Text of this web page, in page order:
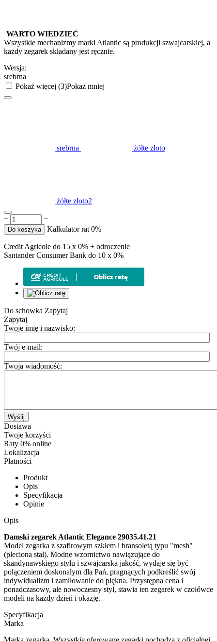
WARTO WIEDZIEĆ
Wszystkie mechanizmy marki Atlantic są produkcji szwajcarskiej, a
każdy zegarek składany jest ręcznie.
Wersja:
srebrna
Pokaż więcej (3)Pokaż mniej
srebrna żółte złoto
żółte złoto2
+ −
Do koszyka Kalkulator rat 0%
Credit Agricole do 15 x 0% + odroczenie
Santander Consumer Bank do 10 x 0%
Do schowka Zapytaj
Zapytaj
Twoje imię i nazwisko:
Twój e-mail:
Twoja wiadomość:
Wyślij
Dostawa
Twoje korzyści
Raty 0% online
Lokalizacja
Płatności
Produkt
Opis
Specyfikacja
Opinie
Opis
Damski zegarek Atlantic Elegance 29035.41.21
Model zegarka z szafirowym szkłem i bransoletą typu "mesh"
(pleciona stal). Modne wzornictwo nawiązujące do
skandynawskiego stylu i szwajcarska jakość, wydaje się być
połączeniem doskonałym dla Pań, pragnących podkreślić swój
indywidualizm i zamiłowanie do piękna. Przystępna cena i
ponadczasowy, ale nowoczesny styl, stawia ten zegarek w czołówce
modeli na każdy dzień i okazję.
Specyfikacja
Marka